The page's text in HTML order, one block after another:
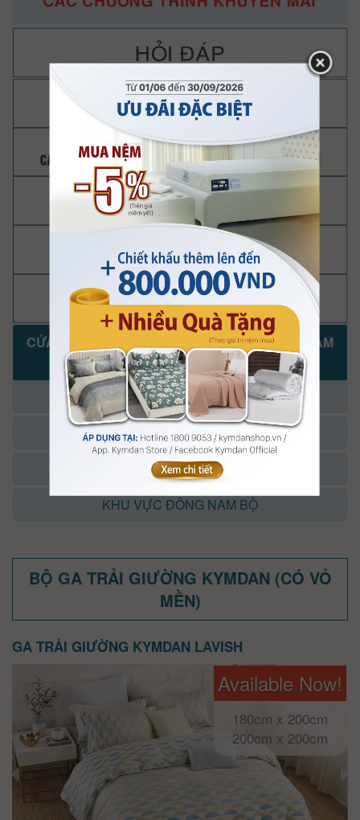
CỬA HÀNG, ĐẠI LÝ KYMDAN KHAI TRƯƠNG NĂM
2025-2026
KHU VỰC MIỀN BẮC
KHU VỰC MIỀN TRUNG
KHU VỰC TP.HỒ CHÍ MINH
KHU VỰC ĐÔNG NAM BỘ
BỘ GA TRẢI GIƯỜNG KYMDAN (CÓ VỎ
MỀN)
GA TRẢI GIƯỜNG KYMDAN LAVISH
Available Now!
180cm x 200cm
200cm x 200cm